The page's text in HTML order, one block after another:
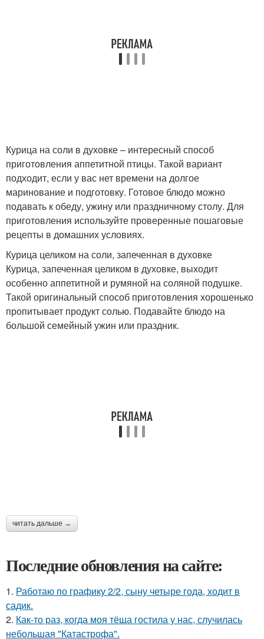
Курица на соли в духовке – интересный способ
приготовления аппетитной птицы. Такой вариант
подходит, если у вас нет времени на долгое
маринование и подготовку. Готовое блюдо можно
подавать к обеду, ужину или праздничному столу. Для
приготовления используйте проверенные пошаговые
рецепты в домашних условиях.
Курица целиком на соли, запеченная в духовке
Курица, запеченная целиком в духовке, выходит
особенно аппетитной и румяной на соляной подушке.
Такой оригинальный способ приготовления хорошенько
пропитывает продукт солью. Подавайте блюдо на
большой семейный ужин или праздник.
читать дальше →
Последние обновления на сайте:
1. Работаю по графику 2/2, сыну четыре года, ходит в
садик.
2. Как-то раз, когда моя тёща гостила у нас, случилась
небольшая "Катастрофа".